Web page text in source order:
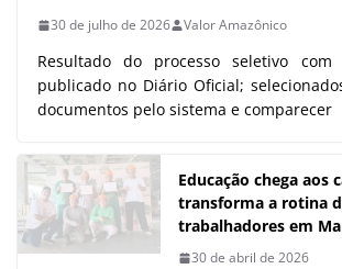
30 de julho de 2026 Valor Amazônico
Resultado do processo seletivo
publicado no Diário Oficial;
documentos pelo sistema e comparecer
Educação chega aos
transforma a rotina
trabalhadores em
30 de abril de 2026